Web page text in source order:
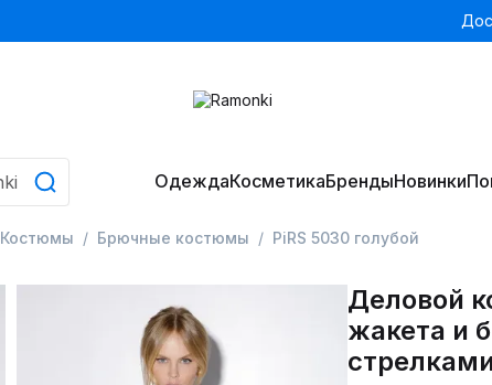
ОдеждаКосметикаБрендыНовинки
Костюмы Брючные костюмы PiRS 5030 голубой
Деловой
жакета и
стрелками